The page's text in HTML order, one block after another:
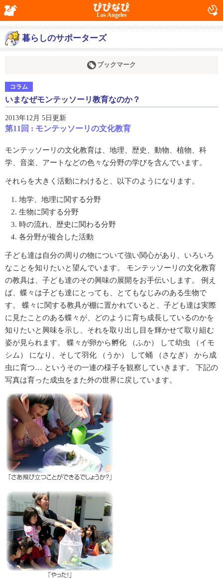
Los Angeles
暮らしのサポーターズ
ブックマーク
コラム
いまなぜモンテッソーリ教育なのか？
2013年12月 5日更新
第11回 : モンテッソーリの文化教育
モンテッソーリの文化教育は、地理、歴史、動物、植物、科
学、音楽、アートなどの色々な分野の学びを含んでいます。
それらを大きく活動にわけると、以下のようになります。
地学、地理に関する分野
生物に関する分野
時の流れ、歴史に関わる分野
各分野が複合した活動
子ども達は自分の周りの物について強い関心があり、いろいろ
なことを知りたいと望んでいます。 モンテッソーリの文化教育
の教具は、子ども達のその興味の展開をお手伝いします。 例え
ば、蝶々は子ども達にとっても、とてもなじみのある生物で
す。 蝶々に関する教具が棚に置かれていると、子ども達は実際
に見たことのある蝶々が、どのように育ち成長しているのかを
知りたいと興味を示し、それを取り出し目を輝かせて取り組む
姿が見られます。 蝶々が卵から孵化 （ふか） して幼虫 （イモ
シム） になり、そして羽化 （うか） して蛹 （さなぎ） から成
虫に育つ… というその一連の様子を観察していきます。 下記の
写真は育った成虫をまた外の世界に戻しています。